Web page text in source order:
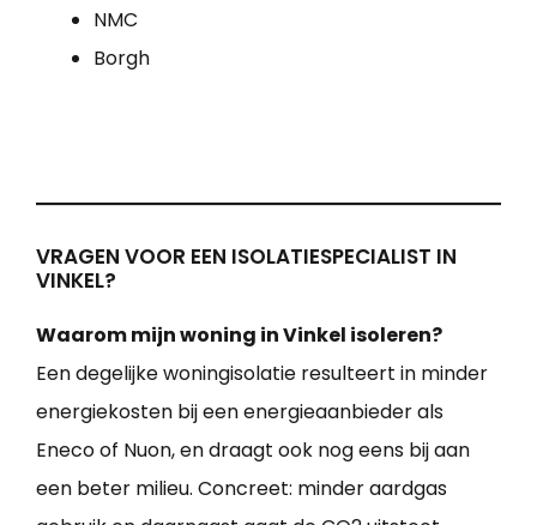
NMC
Borgh
VRAGEN VOOR EEN ISOLATIESPECIALIST IN
VINKEL?
Waarom mijn woning in Vinkel isoleren?
Een degelijke woningisolatie resulteert in minder
energiekosten bij een energieaanbieder als
Eneco of Nuon, en draagt ook nog eens bij aan
een beter milieu. Concreet: minder aardgas